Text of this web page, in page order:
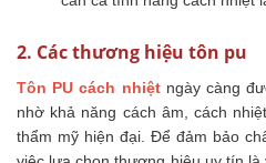
2. Các thương hiệu tôn pu
Tôn PU cách nhiệtngày càng
nhờ khả năng cách âm, cách
thẩm mỹ hiện đại. Để đảm bảo